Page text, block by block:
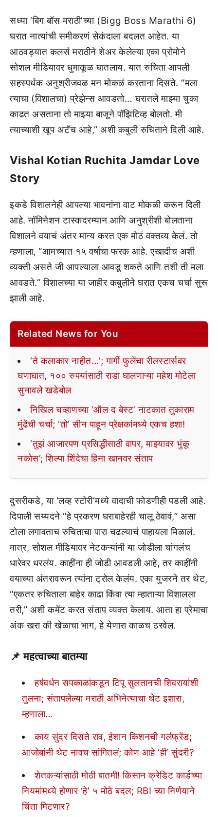
सध्या ‘बिग बॉस मराठी’च्या (Bigg Boss Marathi 6)
घरात नात्यांची समीकरणं सेकंदाला बदलत आहेत. या
आठवड्यात कलर्स मराठीने शेअर केलेल्या एका प्रोमोने
सोशल मीडियावर धुमाकूळ घातलाय. यात रुचिता आपली
सहस्पर्धक अनुश्रीजवळ मन मोकळं करताना दिसते. “मला
त्याचा (विशालचा) प्रेझेन्स आवडतो… घरातले माझ्या चुका
काढत असताना तो माझ्या बाजूने पॉझिटिव्ह बोलतो. मी
त्याच्याशी खूप अटॅच आहे,” अशी कबुली रुचिताने दिली आहे.
Vishal Kotian Ruchita Jamdar Love
Story
इकडे विशालनेही आपल्या भावनांना वाट मोकळी करून दिली
आहे. नॉमिनेशन टास्कदरम्यान आणि अनुश्रीशी बोलताना
विशालने वयाचं अंतर मान्य करत एक मोठं वक्तव्य केलं. तो
म्हणाला, “आमच्यात १५ वर्षांचा फरक आहे. एखादीच अशी
व्यक्ती असते जी आपल्याला आवडू शकते आणि तशी ती मला
आवडते.” विशालच्या या जाहीर कबुलीने घरात एकच चर्चा सुरू
झाली आहे.
Related News for You
‘ते कलाकार नाहीत…’; गार्गी फुलेंचा रीलस्टार्सवर
घणाघात, १०० रुपयांसाठी राडा घालणाऱ्या महेश मोटेला
सुनावले खडेबोल
निखिल चव्हाणच्या ‘ऑल द बेस्ट’ नाटकात तुकाराम
मुंढेंची चर्चा; ‘तो’ सीन पाहून प्रेक्षकांमध्ये एकच हशा!
‘तुझं आजारपण प्रसिद्धीसाठी वापर, माझ्यावर भुंकू
नकोस’; शिल्पा शिंदेचा हिना खानवर संताप
दुसरीकडे, या ‘लव्ह स्टोरी’मध्ये वादाची फोडणीही पडली आहे.
दिपाली सय्यदने “हे प्रकरण घराबाहेरही चालू ठेवावं,” असा
टोला लगावताच रुचिताचा पारा चढल्याचं पाहायला मिळालं.
मात्र, सोशल मीडियावर नेटकऱ्यांनी या जोडीला चांगलंच
धारेवर धरलंय. काहींना ही जोडी आवडली आहे, तर काहींनी
वयाच्या अंतरावरून त्यांना ट्रोल केलंय. एका युजरने तर थेट,
“एकतर रुचिताला बाहेर काढा किंवा त्या म्हाताऱ्या विशालला
तरी,” अशी कमेंट करत संताप व्यक्त केलाय. आता हा प्रेमाचा
अंक खरा की खेळाचा भाग, हे येणारा काळच ठरवेल.
📌महत्वाच्या बातम्या
हर्षवर्धन सपकाळांकडून टिपू सुलतानची शिवरायांशी
तुलना; संतापलेल्या मराठी अभिनेत्याचा थेट इशारा,
म्हणाला…
काय सुंदर दिसते राव, ईशान किशनची गर्लफ्रेंड;
आजोबांनी थेट नावच सांगितलं; कोण आहे ‘ही’ सुंदरी?
शेतकऱ्यांसाठी मोठी बातमी! किसान क्रेडिट कार्डच्या
नियमांमध्ये होणार ‘हे’ ५ मोठे बदल; RBI च्या निर्णयाने
चिंता मिटणार?